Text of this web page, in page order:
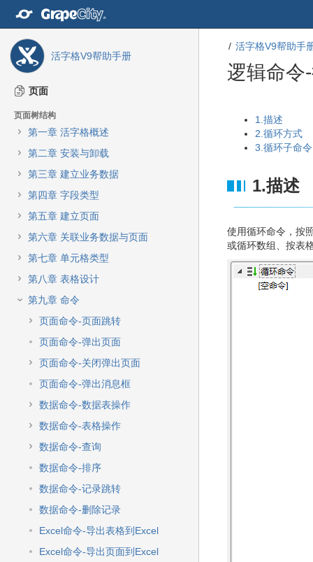
活字格V9帮助手册
页面
页面树结构
第一章 活字格概述
第二章 安装与卸载
第三章 建立业务数据
第四章 字段类型
第五章 建立页面
第六章 关联业务数据与页面
第七章 单元格类型
第八章 表格设计
第九章 命令
页面命令-页面跳转
页面命令-弹出页面
页面命令-关闭弹出页面
页面命令-弹出消息框
数据命令-数据表操作
数据命令-表格操作
数据命令-查询
数据命令-排序
数据命令-记录跳转
数据命令-删除记录
Excel命令-导出表格到Excel
Excel命令-导出页面到Excel
活字格V9帮助手
逻辑命令
1.描述
2.循环方式
3.循环子命令
1.描述
使用循环命令，按
或循环数组、按表